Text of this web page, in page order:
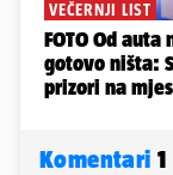
Komentari 1